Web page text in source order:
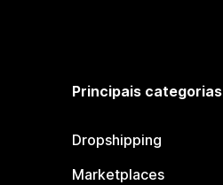
Principais categorias
Dropshipping
Marketplaces